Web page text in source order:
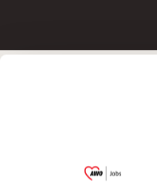
Garitz
(Ein
Bezirksverbandes